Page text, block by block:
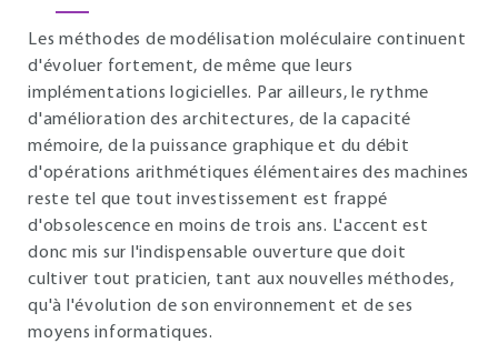
Les méthodes de modélisation moléculaire continuent
d'évoluer fortement, de même que leurs
implémentations logicielles. Par ailleurs, le rythme
d'amélioration des architectures, de la capacité
mémoire, de la puissance graphique et du débit
d'opérations arithmétiques élémentaires des machines
reste tel que tout investissement est frappé
d'obsolescence en moins de trois ans. L'accent est
donc mis sur l'indispensable ouverture que doit
cultiver tout praticien, tant aux nouvelles méthodes,
qu'à l'évolution de son environnement et de ses
moyens informatiques.